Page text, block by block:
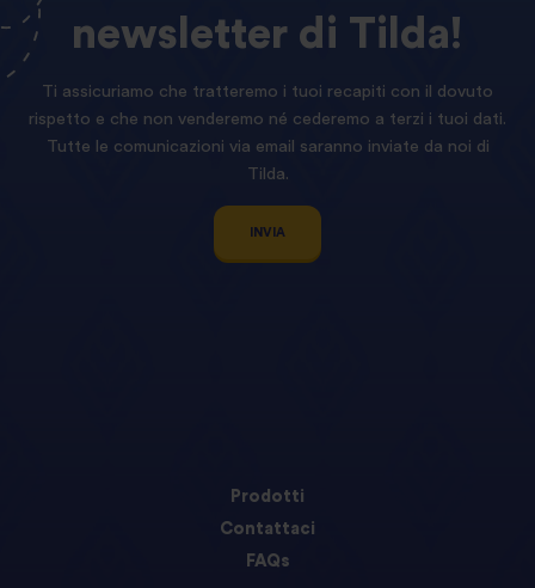
newsletter di Tilda!
Ti assicuriamo che tratteremo i tuoi recapiti con il dovuto
rispetto e che non venderemo né cederemo a terzi i tuoi dati.
Tutte le comunicazioni via email saranno inviate da noi di
Tilda.
INVIA
Prodotti
Contattaci
FAQs